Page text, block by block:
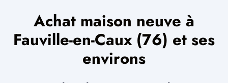
Achat maison neuve à
Fauville-en-Caux (76) et ses
environs